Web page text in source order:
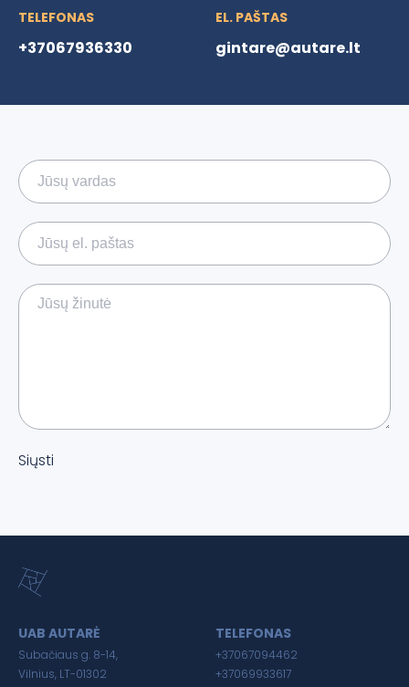
TELEFONAS
+37067936330
EL. PAŠTAS
gintare@autare.lt
Siųsti
UAB AUTARĖ
Subačiaus g. 8-14,
Vilnius, LT-01302
TELEFONAS
+37067094462
+37069933617